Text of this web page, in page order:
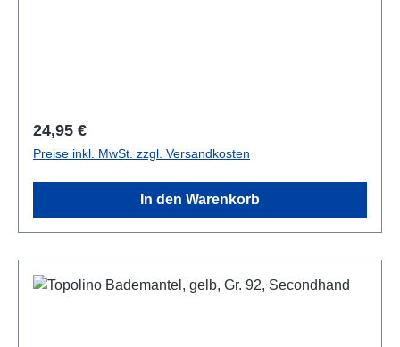
Mehrlagige Folie hält Keime und Gerüche unter
Verschluss. 100 mal effektiver bei der Vermeidung
von Gerüchen im Vergleich zu herkömmlichen
Regulärer Preis:
24,95 €
Preise inkl. MwSt. zzgl. Versandkosten
In den Warenkorb